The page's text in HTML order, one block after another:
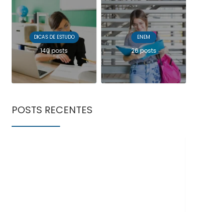
DICAS DE ESTUDO
140 posts
ENEM
26 posts
POSTS RECENTES